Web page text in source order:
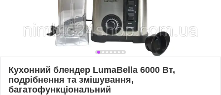
Кухонний блендер LumaBella 6000 Вт,
подрібнення та змішування,
багатофункціональний